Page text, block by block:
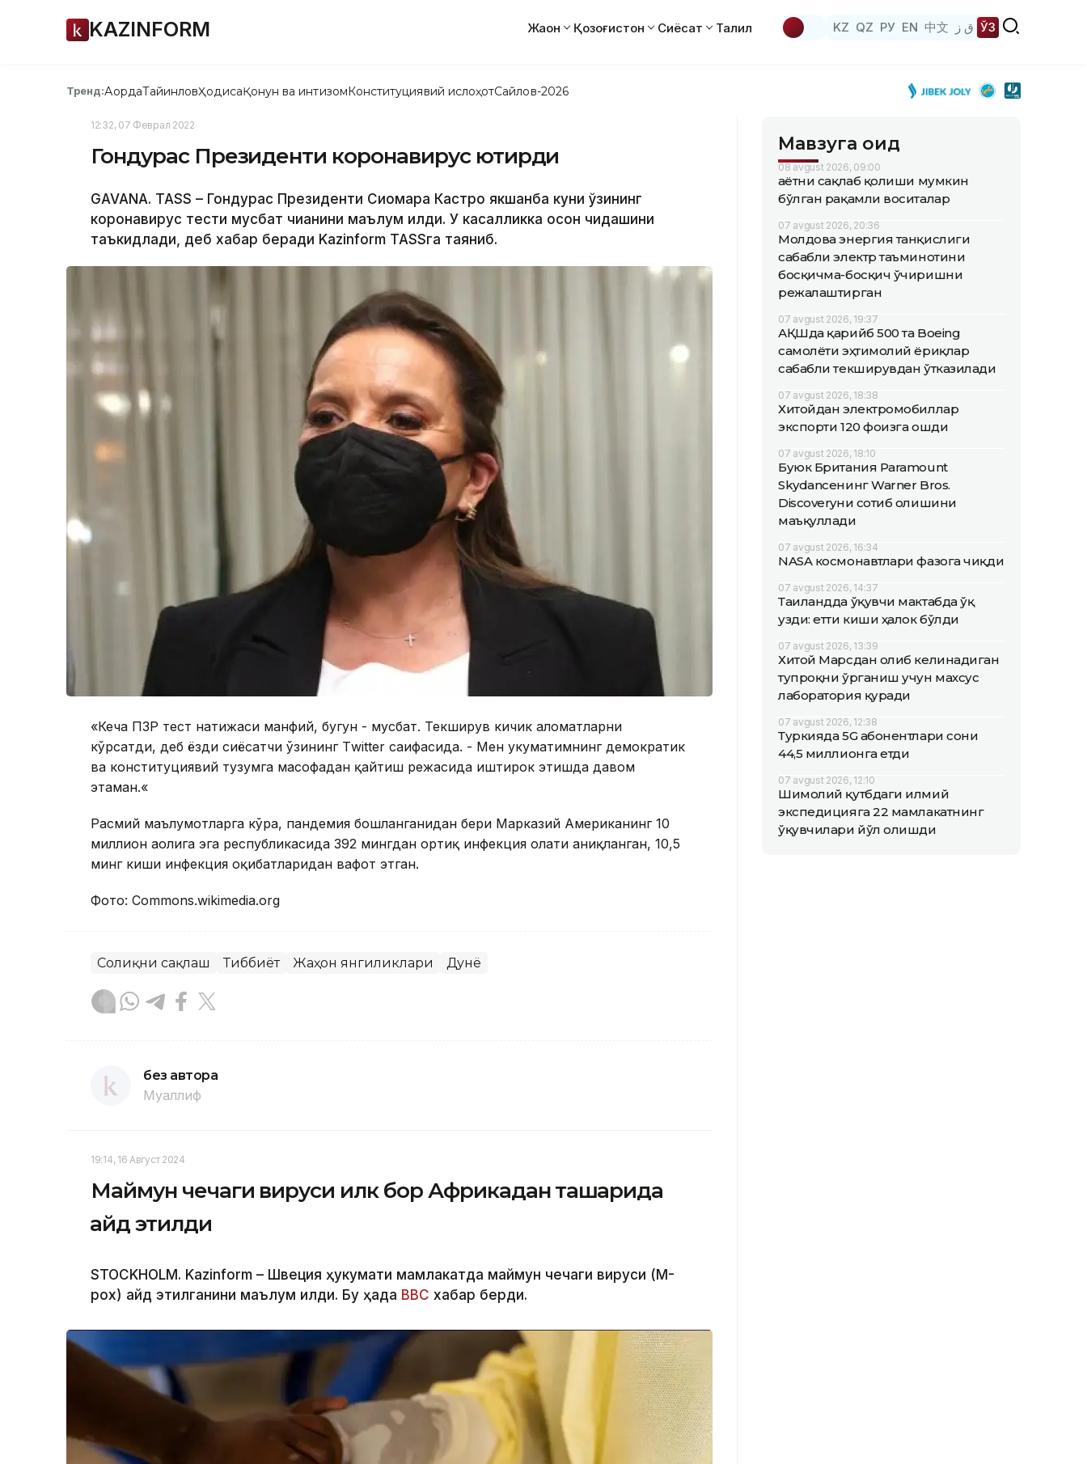
KAZINFORM Жаҳон Қозоғистон Сиёсат Таҳлил KZ QZ РУ EN 中文 ق ز ЎЗ
Тренд:АқордаТайинловҲодисаҚонун ва интизомКонституциявий ислоҳотСайлов-2026
12:32, 07 Феврал 2022
Гондурас Президенти коронавирус юқтирди
GAVANA. ТАSS – Гондурас Президенти Сиомара Кастро якшанба куни ўзининг
коронавирус тести мусбат чиққанини маълум қилди. У касалликка осон чидашини
таъкидлади, деб хабар беради Kazinform ТАSSга таяниб.
«Кеча ПЗР тест натижаси манфий, бугун - мусбат. Текширув кичик аломатларни
кўрсатди, деб ёзди сиёсатчи ўзининг Тwitter саҳифасида. - Мен ҳукуматимнинг демократик
ва конституциявий тузумга масофадан қайтиш режасида иштирок этишда давом
этаман.«
Расмий маълумотларга кўра, пандемия бошланганидан бери Марказий Американинг 10
миллион аҳолига эга республикасида 392 мингдан ортиқ инфекция ҳолати аниқланган, 10,5
минг киши инфекция оқибатларидан вафот этган.
Фото: Commons.wikimedia.оrg
Соғлиқни сақлаш Тиббиёт Жаҳон янгиликлари Дунё
без автора
Муаллиф
19:14, 16 Август 2024
Маймун чечаги вируси илк бор Африкадан ташқарида
қайд этилди
STOCKHOLM. Kazinform – Швеция ҳукумати мамлакатда маймун чечаги вируси (M-
pox) қайд этилганини маълум қилди. Бу ҳақда BBC хабар берди.
Мавзуга оид
08 avgust 2026, 09:00
Ҳаётни сақлаб қолиши мумкин
бўлган рақамли воситалар
07 avgust 2026, 20:36
Молдова энергия танқислиги
сабабли электр таъминотини
босқичма-босқич ўчиришни
режалаштирган
07 avgust 2026, 19:37
АҚШда қарийб 500 та Boeing
самолёти эҳтимолий ёриқлар
сабабли текширувдан ўтказилади
07 avgust 2026, 18:38
Хитойдан электромобиллар
экспорти 120 фоизга ошди
07 avgust 2026, 18:10
Буюк Британия Paramount
Skydanceнинг Warner Bros.
Discoveryни сотиб олишини
маъқуллади
07 avgust 2026, 16:34
NASA космонавтлари фазога чиқди
07 avgust 2026, 14:37
Таиландда ўқувчи мактабда ўқ
узди: етти киши ҳалок бўлди
07 avgust 2026, 13:39
Хитой Марсдан олиб келинадиган
тупроқни ўрганиш учун махсус
лаборатория қуради
07 avgust 2026, 12:38
Туркияда 5G абонентлари сони
44,5 миллионга етди
07 avgust 2026, 12:10
Шимолий қутбдаги илмий
экспедицияга 22 мамлакатнинг
ўқувчилари йўл олишди